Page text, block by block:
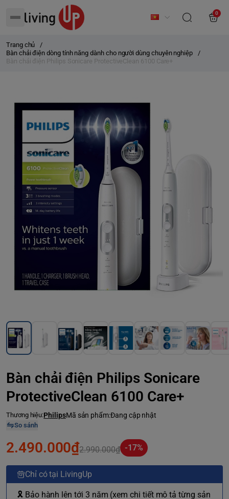
0
Trang chủ
/
Bàn chải điện dòng tính năng dành cho người dùng chuyên nghiệp
/
Bàn chải điện Philips Sonicare ProtectiveClean 6100 Care+
Bàn chải điện Philips Sonicare
ProtectiveClean 6100 Care+
Thương hiệu:PhilipsMã sản phẩm:Đang cập nhật
So sánh
2.490.000₫2.990.000₫ -17%
Chỉ có tại LivingUp
🎗 Bảo hành lên tới 3 năm (xem chi tiết mô tả từng sản